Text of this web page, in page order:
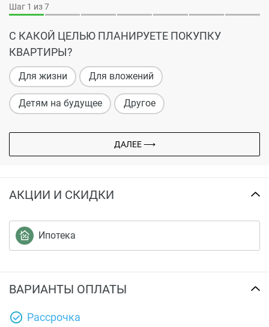
Шаг 1 из 7
С КАКОЙ ЦЕЛЬЮ ПЛАНИРУЕТЕ ПОКУПКУ
КВАРТИРЫ?
Для жизни Для вложений
Детям на будущее Другое
ДАЛЕЕ ⟶
АКЦИИ И СКИДКИ
Ипотека
ВАРИАНТЫ ОПЛАТЫ
Рассрочка